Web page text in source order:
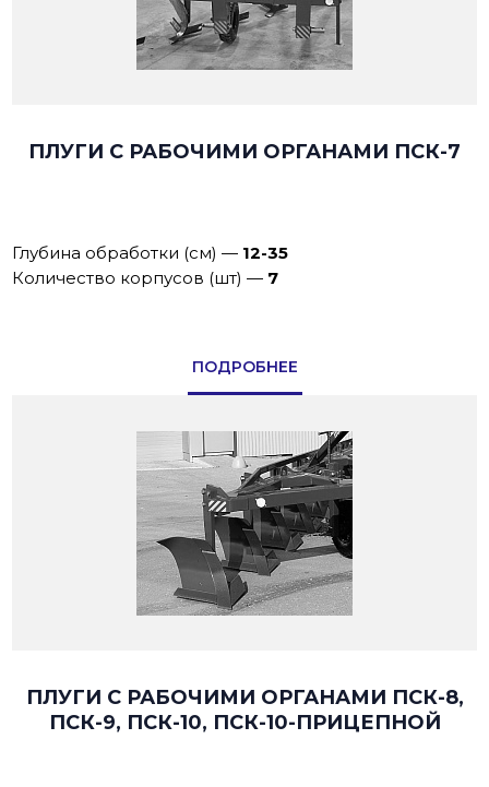
ПЛУГИ С РАБОЧИМИ ОРГАНАМИ ПСК-7
Глубина обработки (см) — 12-35
Количество корпусов (шт) — 7
ПОДРОБНЕЕ
ПЛУГИ С РАБОЧИМИ ОРГАНАМИ ПСК-8,
ПСК-9, ПСК-10, ПСК-10-ПРИЦЕПНОЙ